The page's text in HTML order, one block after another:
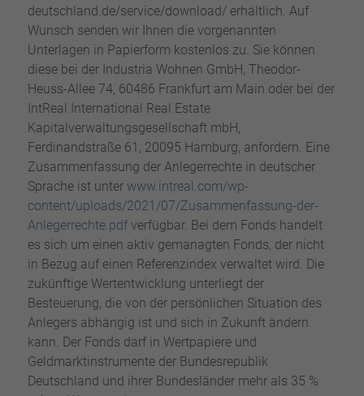
deutschland.de/service/download/ erhältlich. Auf
Wunsch senden wir Ihnen die vorgenannten
Unterlagen in Papierform kostenlos zu. Sie können
diese bei der Industria Wohnen GmbH, Theodor-
Heuss-Allee 74, 60486 Frankfurt am Main oder bei der
IntReal International Real Estate
Kapitalverwaltungsgesellschaft mbH,
Ferdinandstraße 61, 20095 Hamburg, anfordern. Eine
Zusammenfassung der Anlegerrechte in deutscher
Sprache ist unter www.intreal.com/wp-
content/uploads/2021/07/Zusammenfassung-der-
Anlegerrechte.pdfverfügbar. Bei dem Fonds handelt
es sich um einen aktiv gemanagten Fonds, der nicht
in Bezug auf einen Referenzindex verwaltet wird. Die
zukünftige Wertentwicklung unterliegt der
Besteuerung, die von der persönlichen Situation des
Anlegers abhängig ist und sich in Zukunft ändern
kann. Der Fonds darf in Wertpapiere und
Geldmarktinstrumente der Bundesrepublik
Deutschland und ihrer Bundesländer mehr als 35 %